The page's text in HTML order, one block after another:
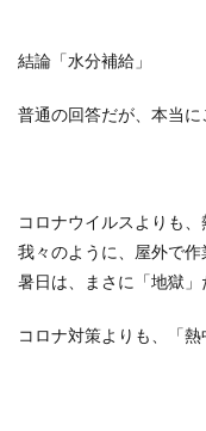
結論「水分補給」
普通の回答だが、本当に
コロナウイルスよりも、
我々のように、屋外で
暑日は、まさに「地獄」
コロナ対策よりも、「熱